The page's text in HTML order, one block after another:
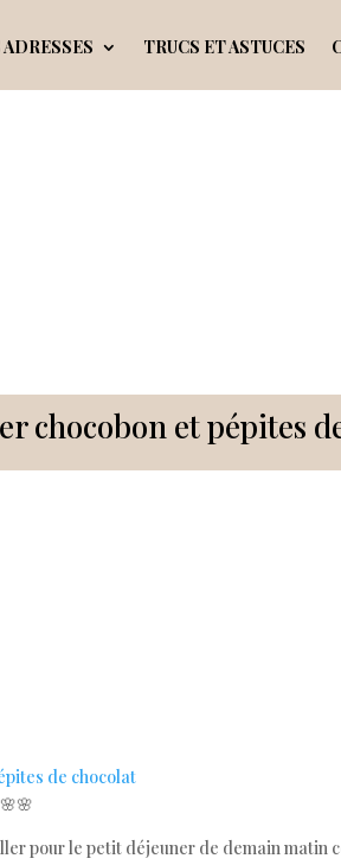
TRUCS ET ASTUCES
chocobon et pépites
pour le petit déjeuner de demain matin